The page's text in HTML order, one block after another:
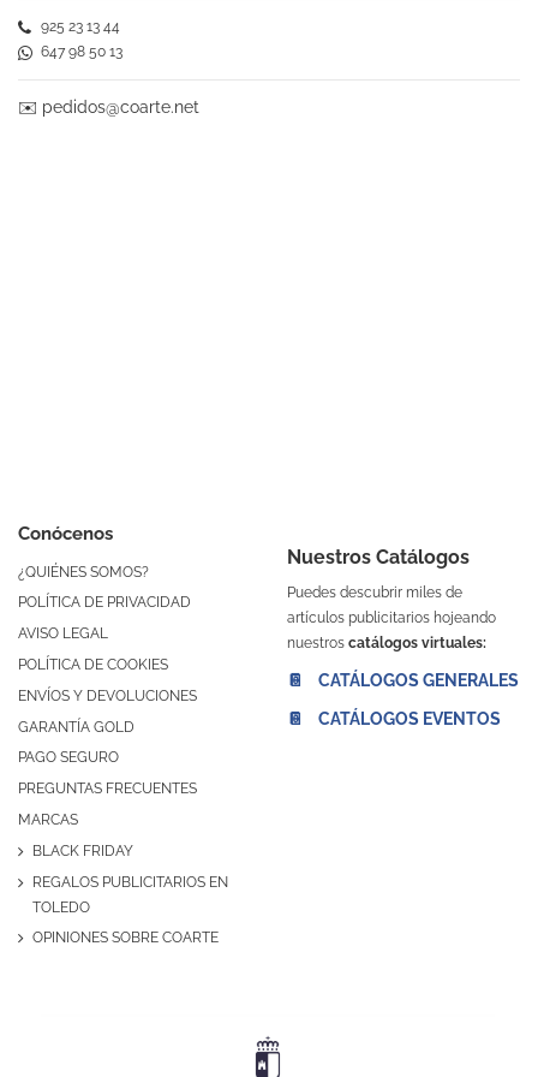
Conócenos
¿QUIÉNES SOMOS?
POLÍTICA DE PRIVACIDAD
AVISO LEGAL
POLÍTICA DE COOKIES
ENVÍOS Y DEVOLUCIONES
GARANTÍA GOLD
PAGO SEGURO
PREGUNTAS FRECUENTES
MARCAS
BLACK FRIDAY
REGALOS PUBLICITARIOS EN
TOLEDO
OPINIONES SOBRE COARTE
Nuestros Catálogos
Puedes descubrir miles de
artículos publicitarios hojeando
nuestros catálogos virtuales:
📔 CATÁLOGOS GENERALES
📔 CATÁLOGOS EVENTOS
925 23 13 44
647 98 50 13
✉️ pedidos@coarte.net